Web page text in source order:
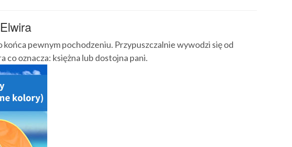
końca pewnym pochodzeniu. Przypuszczalnie wywodzi się od
co oznacza: księżna lub dostojna pani.